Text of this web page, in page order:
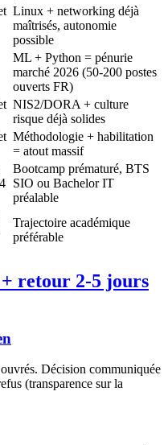
Linux + networking déjà
maîtrisés, autonomie
possible
ML + Python = pénurie
marché 2026 (50-200 postes
ouverts FR)
NIS2/DORA + culture
risque déjà solides
Méthodologie + habilitation
= atout massif
Bootcamp prématuré, BTS
SIO ou Bachelor IT
préalable
Trajectoire académique
préférable
retour 2-5 jours
Décision communiquée
(transparence sur la